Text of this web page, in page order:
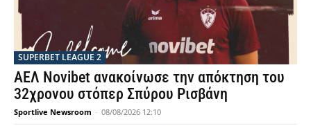
SUPERBET LEAGUE 2
ΑΕΛ Novibet ανακοίνωσε την απόκτηση του
32χρονου στόπερ Σπύρου Ρισβάνη
Sportlive Newsroom - 08/08/2026 12:10